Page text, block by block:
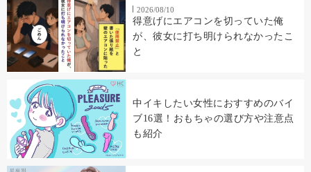
2026/08/10
得意げにエアコンを切っていた俺
が、彼女に打ち明けられなかったこ
と
中イキしたい女性におすすめのバイ
ブ16選！おもちゃの選び方や注意点
も紹介